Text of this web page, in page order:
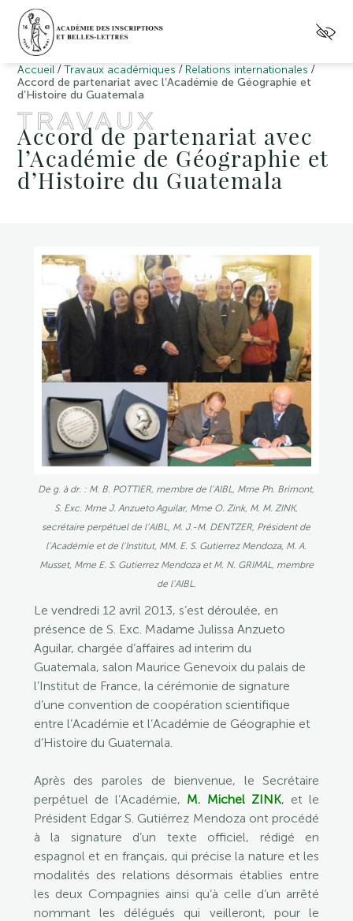
Accueil /Travaux académiques / Relations internationales /
Accord de partenariat avec l’Académie de Géographie et
d’Histoire du Guatemala
TRAVAUX
Accord de partenariat avec
l’Académie de Géographie et
d’Histoire du Guatemala
De g. à dr. : M. B. POTTIER, membre de l’AIBL, Mme Ph. Brimont,
S. Exc. Mme J. Anzueto Aguilar, Mme O. Zink, M. M. ZINK,
secrétaire perpétuel de l’AIBL, M. J.-M. DENTZER, Président de
l’Académie et de l’Institut, MM. E. S. Gutierrez Mendoza, M. A.
Musset, Mme E. S. Gutierrez Mendoza et M. N. GRIMAL, membre
de l’AIBL.
Le vendredi 12 avril 2013, s’est déroulée, en
présence de S. Exc. Madame Julissa Anzueto
Aguilar, chargée d’affaires ad interim du
Guatemala, salon Maurice Genevoix du palais de
l’Institut de France, la cérémonie de signature
d’une convention de coopération scientifique
entre l’Académie et l’Académie de Géographie et
d’Histoire du Guatemala.
Après des paroles de bienvenue, le Secrétaire
perpétuel de l’Académie, M. Michel ZINK, et le
Président Edgar S. Gutiérrez Mendoza ont procédé
à la signature d’un texte officiel, rédigé en
espagnol et en français, qui précise la nature et les
modalités des relations désormais établies entre
les deux Compagnies ainsi qu’à celle d’un arrêté
nommant les délégués qui veilleront, pour le